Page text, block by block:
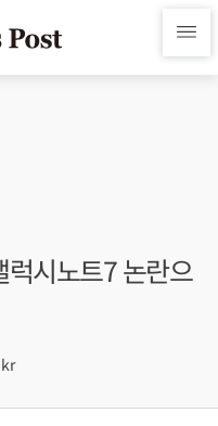
럭시노트7 논란으